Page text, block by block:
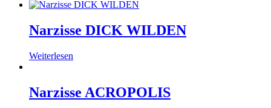
Narzisse DICK WILDEN
Weiterlesen
Narzisse ACROPOLIS